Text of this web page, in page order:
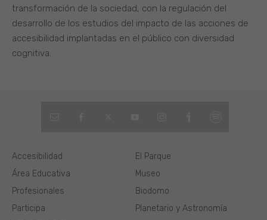
transformación de la sociedad, con la regulación del
desarrollo de los estudios del impacto de las acciones de
accesibilidad implantadas en el público con diversidad
cognitiva.
El Parque
Museo
Biodomo
Planetario y Astronomía
Área Educativa
Profesionales
Participa
Accesibilidad